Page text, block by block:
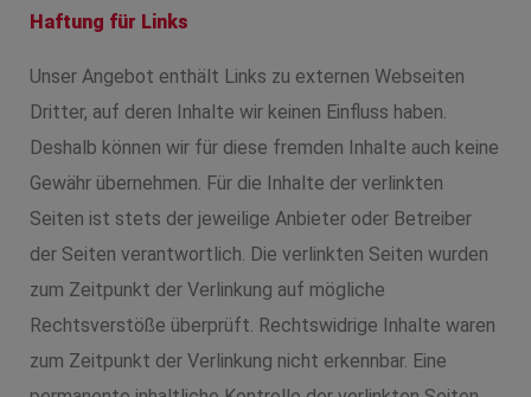
Haftung für Links
Unser Angebot enthält Links zu externen Webseiten
Dritter, auf deren Inhalte wir keinen Einfluss haben.
Deshalb können wir für diese fremden Inhalte auch keine
Gewähr übernehmen. Für die Inhalte der verlinkten
Seiten ist stets der jeweilige Anbieter oder Betreiber
der Seiten verantwortlich. Die verlinkten Seiten wurden
zum Zeitpunkt der Verlinkung auf mögliche
Rechtsverstöße überprüft. Rechtswidrige Inhalte waren
zum Zeitpunkt der Verlinkung nicht erkennbar. Eine